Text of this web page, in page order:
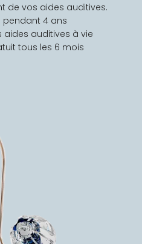
de vos aides auditives.
pendant 4 ans
auditives à vie
tous les 6 mois